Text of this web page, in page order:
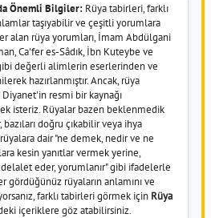
Önemli Bilgiler: Rüya tabirleri, farklı
taşıyabilir ve çeşitli yorumlara
alan rüya yorumları, İmam Abdülgani
Ca'fer es-Sâdık, İbn Kuteybe ve
değerli alimlerin eserlerinden ve
hazırlanmıştır. Ancak, rüya
resmi bir kaynağı
isteriz. Rüyalar bazen beklenmedik
doğru çıkabilir veya ihya
dair "ne demek, nedir ve ne
kesin yanıtlar vermek yerine,
eder, yorumlanır" gibi ifadelerle
gördüğünüz rüyaların anlamını ve
farklı tabirleri görmek için Rüya
içeriklere göz atabilirsiniz.